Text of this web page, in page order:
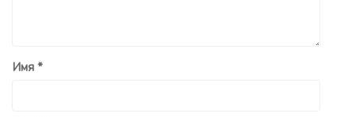
Имя *